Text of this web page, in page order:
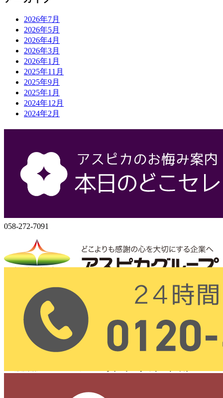
2026年7月
2026年5月
2026年4月
2026年3月
2026年1月
2025年11月
2025年9月
2025年1月
2024年12月
2024年2月
株式会社アスピカ
500-8357
岐阜県岐阜市六条大溝1丁目2‐3
058-272-7091
株式会社アスピカ
〒500-8357
岐阜県岐阜市六条大溝1丁目2‐3
（24時間 365日営業）